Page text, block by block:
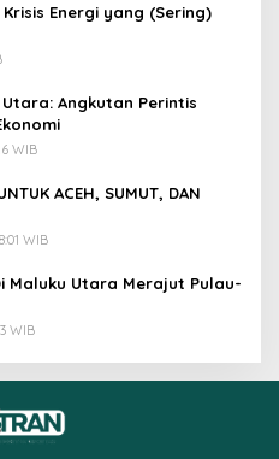
Energi yang (Sering)
Angkutan Perintis
WIB
ACEH, SUMUT, DAN
WIB
Maluku Utara Merajut Pulau-
WIB